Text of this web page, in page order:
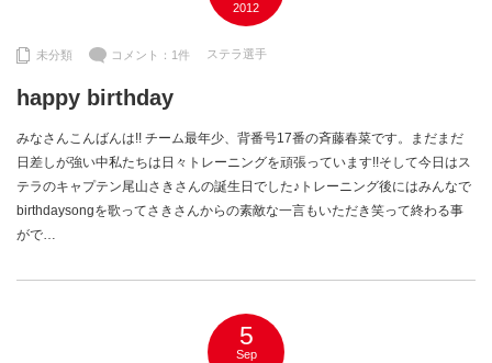
2012
未分類 コメント：1件 ステラ選手
happy birthday
みなさんこんばんは!! チーム最年少、背番号17番の斉藤春菜です。まだまだ
日差しが強い中私たちは日々トレーニングを頑張っています!!そして今日はス
テラのキャプテン尾山さきさんの誕生日でした♪トレーニング後にはみんなで
birthdaysongを歌ってさきさんからの素敵な一言もいただき笑って終わる事
がで…
5
Sep